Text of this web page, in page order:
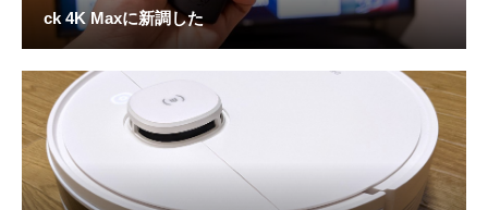
ck 4K Maxに新調した